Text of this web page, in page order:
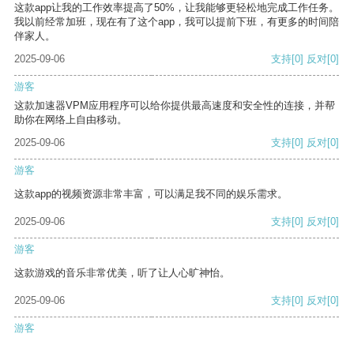
这款app让我的工作效率提高了50%，让我能够更轻松地完成工作任务。
我以前经常加班，现在有了这个app，我可以提前下班，有更多的时间陪
伴家人。
2025-09-06
支持[0] 反对[0]
游客
这款加速器VPM应用程序可以给你提供最高速度和安全性的连接，并帮
助你在网络上自由移动。
2025-09-06
支持[0] 反对[0]
游客
这款app的视频资源非常丰富，可以满足我不同的娱乐需求。
2025-09-06 支持[0] 反对[0]
游客
这款游戏的音乐非常优美，听了让人心旷神怡。
2025-09-06 支持[0] 反对[0]
游客